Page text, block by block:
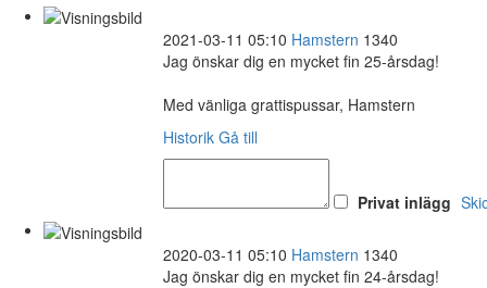
2021-03-11 05:10 Hamstern 1340
Jag önskar dig en mycket fin 25-årsdag!
Med vänliga grattispussar, Hamstern
Historik Gå till
Privat inlägg
2020-03-11 05:10 Hamstern 1340
Jag önskar dig en mycket fin 24-årsdag!